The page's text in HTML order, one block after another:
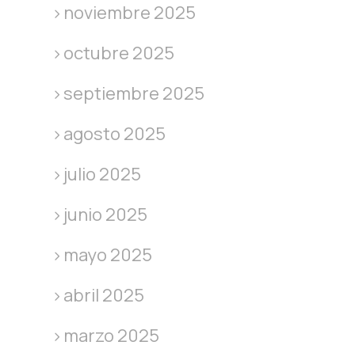
noviembre 2025
octubre 2025
septiembre 2025
agosto 2025
julio 2025
junio 2025
mayo 2025
abril 2025
marzo 2025